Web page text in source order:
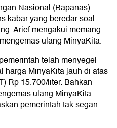
Nasional (Bapanas)
kabar yang beredar soal
Arief mengakui memang
ulang MinyaKita.
telah menyegel
harga MinyaKita jauh di atas
Rp 15.700/liter. Bahkan
ulang MinyaKita.
pemerintah tak segan